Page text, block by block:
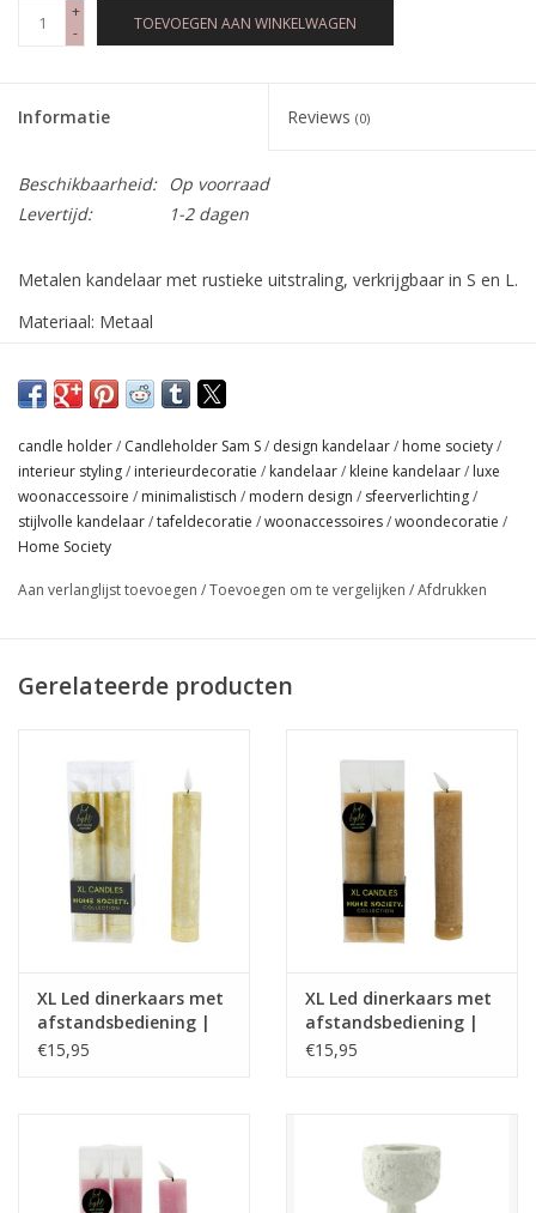
+
-
TOEVOEGEN AAN WINKELWAGEN
Informatie Reviews (0)
Beschikbaarheid:
Op voorraad
Levertijd:
1-2 dagen
Metalen kandelaar met rustieke uitstraling, verkrijgbaar in S en L.
Materiaal: Metaal
Let op: in deze kaarsenhouder passen alle kaarsen van
candle holder/ Candleholder Sam S/ design kandelaar/ home society/
interieur styling/ interieurdecoratie / kandelaar/ kleine kandelaar/ luxe
woonaccessoire / minimalistisch / modern design / sfeerverlichting/
stijlvolle kandelaar/tafeldecoratie /woonaccessoires/woondecoratie /
Home Society
Aan verlanglijst toevoegen /Toevoegen om te vergelijken /Afdrukken
Gerelateerde producten
XL Led dinerkaars met
afstandsbediening |
goud | Home Society
€15,95
XL Led dinerkaars met
afstandsbediening |
taupe | Home Society
€15,95